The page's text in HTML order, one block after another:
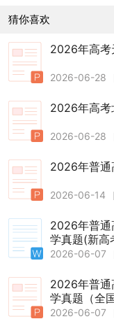
猜你喜欢
2026年高考
2026-06-28
2026年高考
2026-06-28
2026年普通
2026-06-14
2026年普通
学真题(新高
2026-06-07
2026年普通
学真题（全国
2026-06-07